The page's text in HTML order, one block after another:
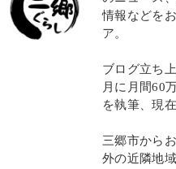
情報などを
ア。
ブログ立ち
月に月間60
を執筆、現
三郷市から
外の近隣地